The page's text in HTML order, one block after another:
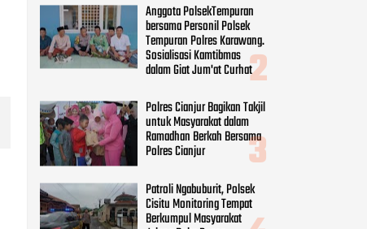
Anggota PolsekTempuran
bersama Personil Polsek
Tempuran Polres Karawang.
Sosialisasi Kamtibmas
dalam Giat Jum'at Curhat
Polres Cianjur Bagikan Takjil
untuk Masyarakat dalam
Ramadhan Berkah Bersama
Polres Cianjur
Patroli Ngabuburit, Polsek
Cisitu Monitoring Tempat
Berkumpul Masyarakat